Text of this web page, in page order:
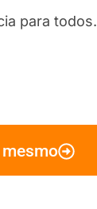
para todos.